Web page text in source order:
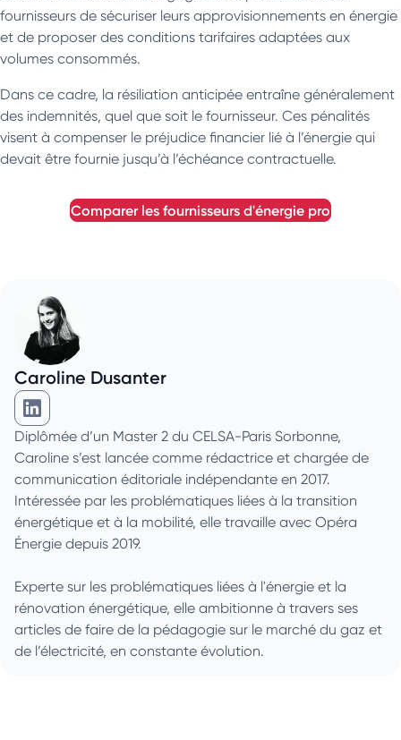
fournisseurs de sécuriser leurs approvisionnements en énergie
et de proposer des conditions tarifaires adaptées aux
volumes consommés.
Dans ce cadre, la résiliation anticipée entraîne généralement
des indemnités, quel que soit le fournisseur. Ces pénalités
visent à compenser le préjudice financier lié à l’énergie qui
devait être fournie jusqu’à l’échéance contractuelle.
comparer les fournisseurs d'énergie pro
Caroline Dusanter
Caroline Dusanter sur Linkedin
Diplômée d’un Master 2 du CELSA-Paris Sorbonne,
Caroline s’est lancée comme rédactrice et chargée de
communication éditoriale indépendante en 2017.
Intéressée par les problématiques liées à la transition
énergétique et à la mobilité, elle travaille avec Opéra
Énergie depuis 2019.
Experte sur les problématiques liées à l'énergie et la
rénovation énergétique, elle ambitionne à travers ses
articles de faire de la pédagogie sur le marché du gaz et
de l’électricité, en constante évolution.